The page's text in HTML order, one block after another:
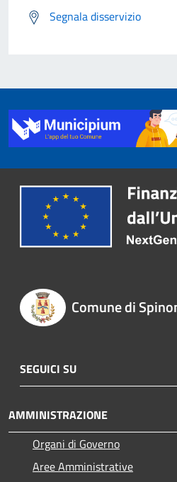
Segnala disservizio
Comune di
SEGUICI SU
AMMINISTRAZIONE
Organi di Governo
Aree Amministrative